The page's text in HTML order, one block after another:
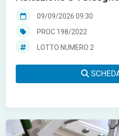
09/09/2026 09:30
PROC 198/2022
LOTTO NUMERO 2